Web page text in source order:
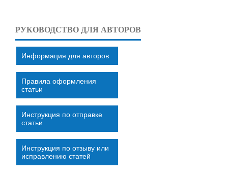
РУКОВОДСТВО ДЛЯ АВТОРОВ
Информация для авторов
Правила оформления
статьи
Инструкция по отправке
статьи
Инструкция по отзыву или
исправлению статей